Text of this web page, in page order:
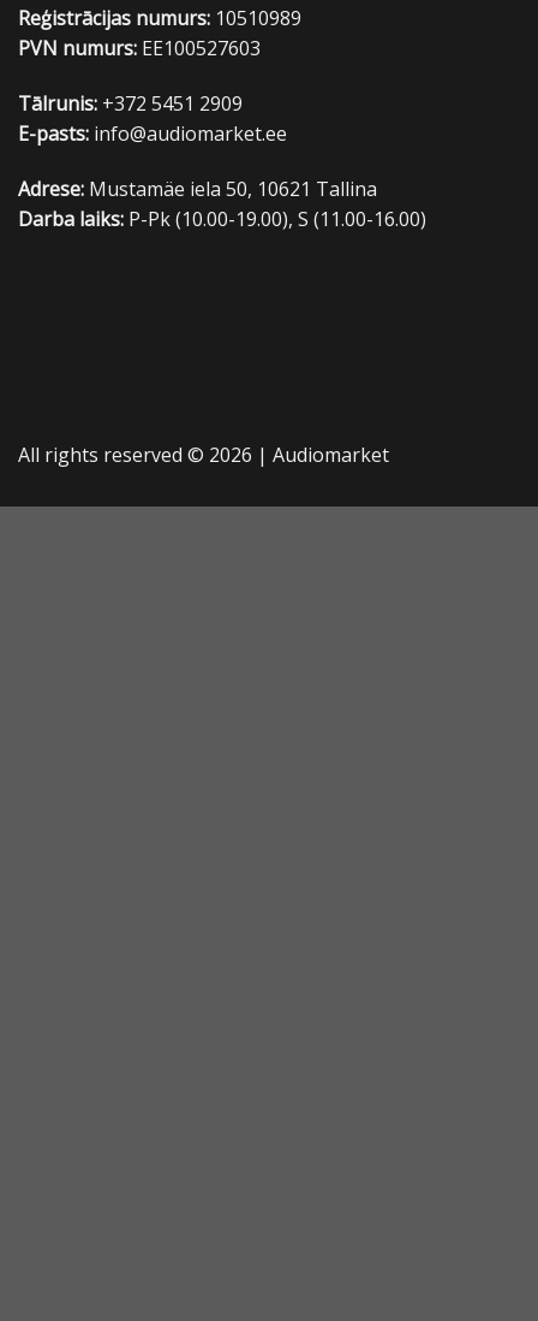
Reģistrācijas numurs: 10510989
PVN numurs: EE100527603
Tālrunis: +372 5451 2909
E-pasts: info@audiomarket.ee
Adrese: Mustamäe iela 50, 10621 Tallina
Darba laiks: P-Pk (10.00-19.00), S (11.00-16.00)
All rights reserved © 2026 | Audiomarket